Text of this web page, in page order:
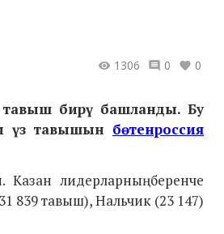
1306 0 0
тавыш бирү башланды. Бу
үз тавышын бөтенроссия
лидерларның беренче
839 тавыш), Нальчик (23 147)